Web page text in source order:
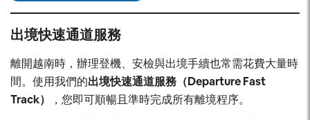
出境快速通道服務
離開越南時，辦理登機、安檢與出境手續也常需花費大量時
間。使用我們的出境快速通道服務（Departure Fast
Track）
，您即可順暢且準時完成所有離境程序。